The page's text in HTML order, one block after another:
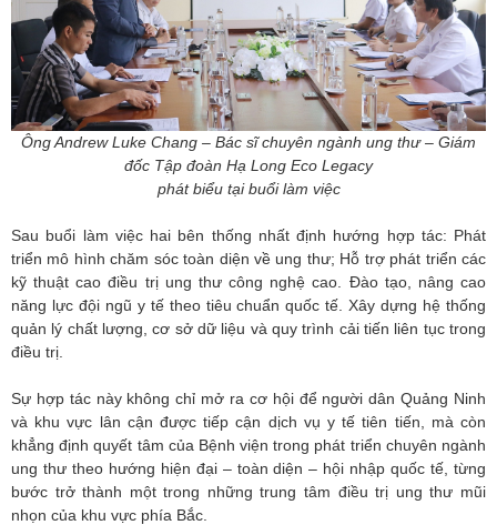
Ông Andrew Luke Chang – Bác sĩ chuyên ngành ung thư – Giám
đốc Tập đoàn Hạ Long Eco Legacy
phát biểu tại buổi làm việc
Sau buổi làm việc hai bên thống nhất định hướng hợp tác: Phát
triển mô hình chăm sóc toàn diện về ung thư; Hỗ trợ phát triển các
kỹ thuật cao điều trị ung thư công nghệ cao. Đào tạo, nâng cao
năng lực đội ngũ y tế theo tiêu chuẩn quốc tế. Xây dựng hệ thống
quản lý chất lượng, cơ sở dữ liệu và quy trình cải tiến liên tục trong
điều trị.
Sự hợp tác này không chỉ mở ra cơ hội để người dân Quảng Ninh
và khu vực lân cận được tiếp cận dịch vụ y tế tiên tiến, mà còn
khẳng định quyết tâm của Bệnh viện trong phát triển chuyên ngành
ung thư theo hướng hiện đại – toàn diện – hội nhập quốc tế, từng
bước trở thành một trong những trung tâm điều trị ung thư mũi
nhọn của khu vực phía Bắc.